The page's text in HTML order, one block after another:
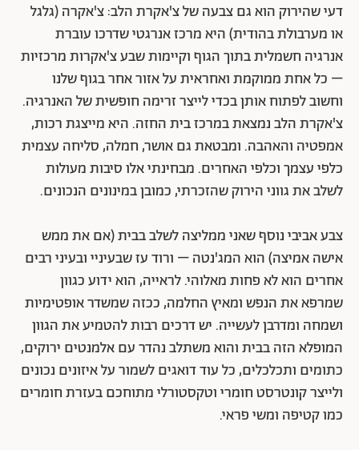
דעי שהירוק הוא גם צבעה של צ'אקרת הלב: צ'אקרה (גלגל
או מערבולת בהודית) היא מרכז אנרגטי שדרכו עוברת
אנרגיה חשמלית בתוך הגוף וקיימות שבע צ'אקרות מרכזיות
– כל אחת ממוקמת ואחראית על אזור אחר בגוף שלנו
וחשוב לפתוח אותן בכדי לייצר זרימה חופשית של האנרגיה.
צ'אקרת הלב נמצאת במרכז בית החזה. היא מייצגת רכות,
אמפטיה והאהבה. ומבטאת גם אושר, חמלה, סליחה עצמית
כלפי עצמך וכלפי האחרים. מבחינתי אלו סיבות מעולות
לשלב את גווני הירוק שהזכרתי, כמובן במינונים הנכונים.
צבע אביבי נוסף שאני ממליצה לשלב בבית (אם את ממש
אישה אמיצה) הוא המג'נטה – ורוד עז שבעיניי ובעיני רבים
אחרים הוא לא פחות מאלוהי. לראייה, הוא ידוע כגוון
שמרפא את הנפש ומאיץ החלמה, ככזה שמשדר אופטימיות
ושמחה ומדרבן לעשייה. יש דרכים רבות להטמיע את הגוון
המופלא הזה בבית והוא משתלב נהדר עם אלמנטים ירוקים,
כתומים ותכלכלים, כל עוד דואגים לשמור על איזונים נכונים
ולייצר קונטרסט חומרי וטקסטורלי מתוחכם בעזרת חומרים
כמו קטיפה ומשי פראי.